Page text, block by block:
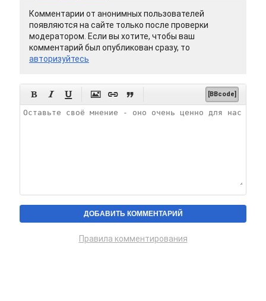
Комментарии от анонимных пользователей
появляются на сайте только после проверки
модератором. Если вы хотите, чтобы ваш
комментарий был опубликован сразу, то
авторизуйтесь
      [BBcode]
Правила комментирования